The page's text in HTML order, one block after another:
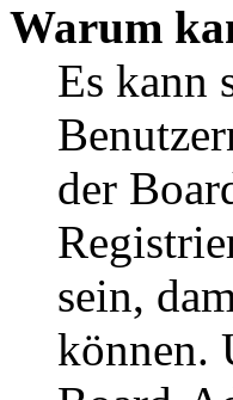
Warum
Es kann
der
sein,
können.